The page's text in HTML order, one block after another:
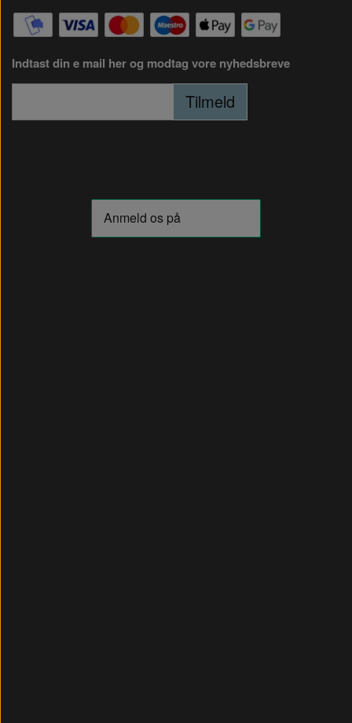
Indtast din e mail her og modtag vore nyhedsbreve
Tilmeld